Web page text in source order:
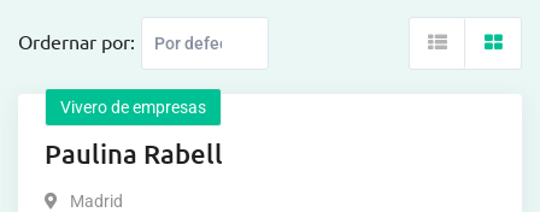
Ordernar por:
Vivero de empresas
Paulina Rabell
Madrid